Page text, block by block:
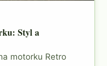
Styl a
motorku Retro